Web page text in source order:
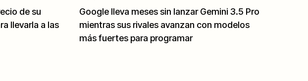
de su
llevarla a las
Google lleva meses sin lanzar Gemini 3.5 Pro
mientras sus rivales avanzan con modelos
más fuertes para programar